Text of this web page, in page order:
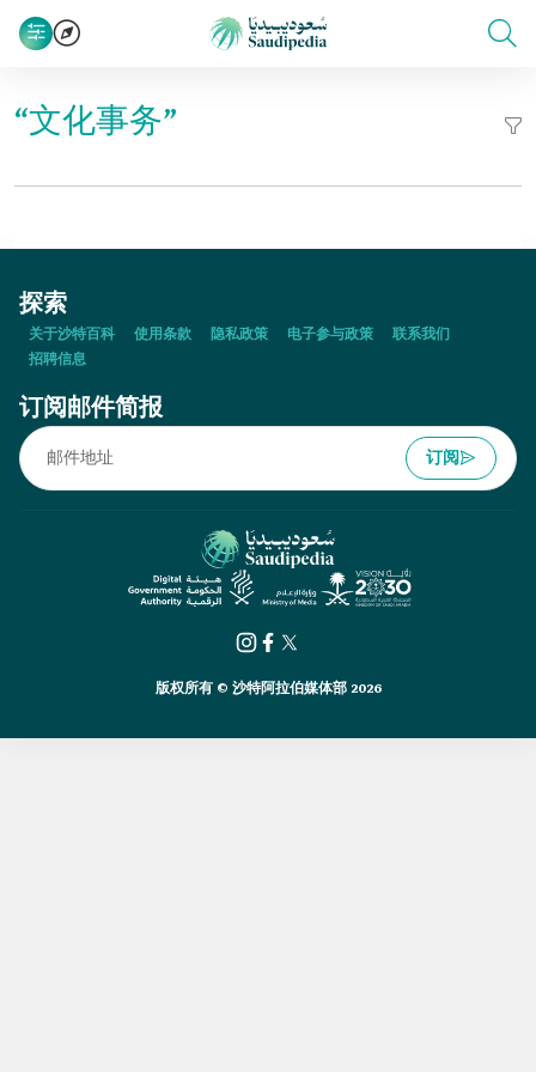
“文化事务”
探索
关于沙特百科 使用条款 隐私政策 电子参与政策
联系我们
招聘信息
订阅邮件简报
订阅
版权所有 © 沙特阿拉伯媒体部 2026